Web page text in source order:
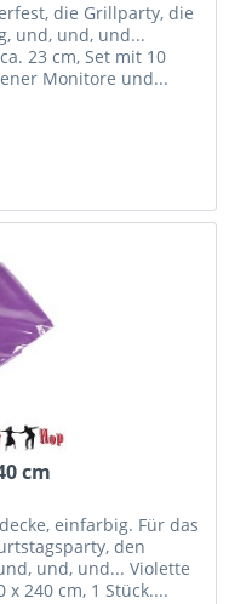
die Grillparty, die
und, und, und...
23 cm, Set mit 10
Monitore und...
cm
einfarbig. Für das
den
und, und... Violette
x 240 cm, 1 Stück....